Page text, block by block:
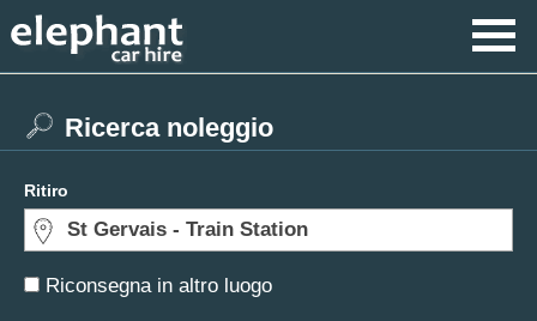
Riconsegna in altro luogo
Ricerca noleggio
Ritiro